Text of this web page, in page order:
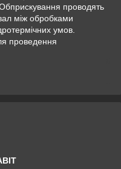
проводять
між обробками
умов.
проведення